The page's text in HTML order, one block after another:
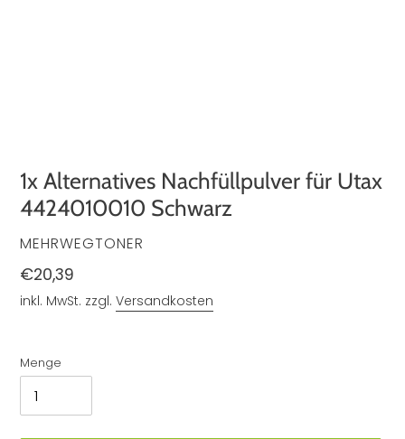
1x Alternatives Nachfüllpulver für Utax
4424010010 Schwarz
VERKÄUFER
MEHRWEGTONER
Normaler
Preis
€20,39
inkl. MwSt. zzgl. Versandkosten
Menge